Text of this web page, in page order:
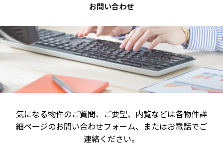
お問い合わせ
気になる物件のご質問、ご要望、内覧などは各物件詳
細ページのお問い合わせフォーム、またはお電話でご
連絡ください。